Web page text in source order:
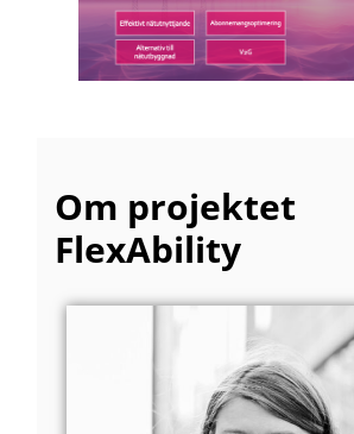
Om projektet
FlexAbility